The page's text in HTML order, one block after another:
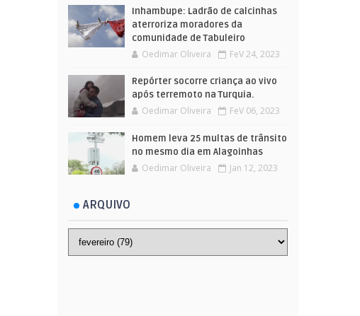
Inhambupe: Ladrão de calcinhas
aterroriza moradores da
comunidade de Tabuleiro
Oedimar Oliveira FeV 24, 2023
Repórter socorre criança ao vivo
após terremoto na Turquia.
Oedimar Oliveira FeV 06, 2023
Homem leva 25 multas de trânsito
no mesmo dia em Alagoinhas
Oedimar Oliveira Jan 12, 2023
ARQUIVO